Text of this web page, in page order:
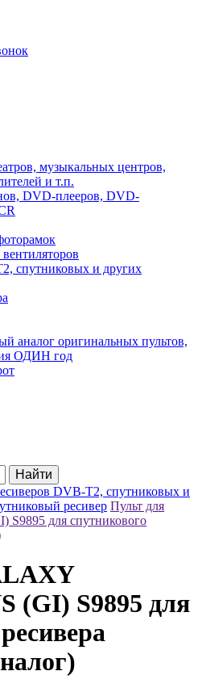
музыкальных центров,
и т.п.
DVD-плееров, DVD-
спутниковых и других
аналог оригинальных пультов,
ОДИН год
Найти
DVB-T2, спутниковых и
ресивер Пульт для
для спутникового
(GI) S9895 для